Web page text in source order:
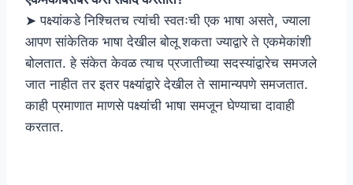
➤ पक्ष्यांकडे निश्चितच त्यांची स्वतःची एक भाषा असते, ज्याला
आपण सांकेतिक भाषा देखील बोलू शकता ज्याद्वारे ते एकमेकांशी
बोलतात. हे संकेत केवळ त्याच प्रजातीच्या सदस्यांद्वारेच समजले
जात नाहीत तर इतर पक्ष्यांद्वारे देखील ते सामान्यपणे समजतात.
काही प्रमाणात माणसे पक्ष्यांची भाषा समजून घेण्याचा दावाही
करतात.